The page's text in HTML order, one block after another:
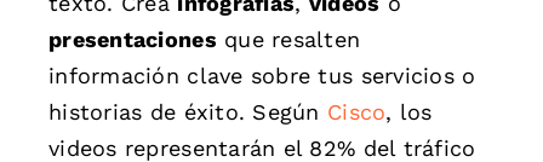
presentaciones que resalten
información clave sobre tus servicios o
historias de éxito. Según Cisco, los
videos representarán el 82% del tráfico